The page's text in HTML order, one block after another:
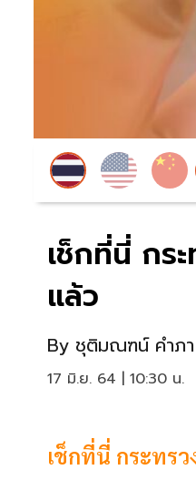
เช็กที่นี่ กร
แล้ว
By ชุติมณฑน์ คำภา
17 มิ.ย. 64 | 10:30 น.
เช็กที่นี่ กระทร